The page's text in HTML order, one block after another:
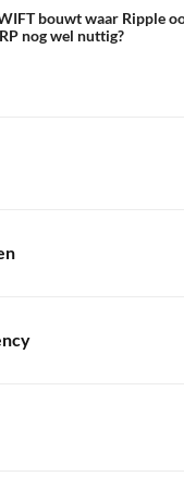
bouwt waar Ripple
nog wel nuttig?